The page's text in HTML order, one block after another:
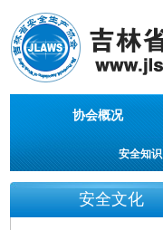
协会概况
安全知识
安全文化